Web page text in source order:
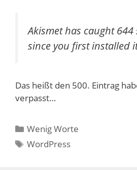
Akismet has caught
since you first installed
Das heißt den 500. Eintrag
verpasst…
Kategorien
Wenig Worte
Schlagwörter
WordPress